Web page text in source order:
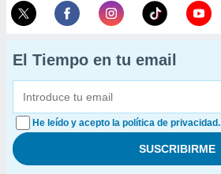
El Tiempo en tu email
He leído y acepto la política de privacidad.